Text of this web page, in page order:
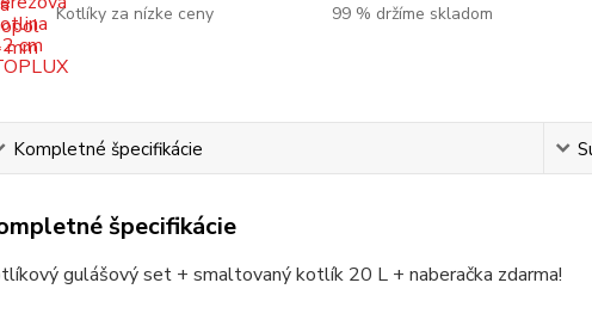
Kotlíky za nízke ceny
99 % držíme skladom
Kompletné špecifikácie
špecifikácie
gulášový set + smaltovaný kotlík 20 L + naberačka zdarma!